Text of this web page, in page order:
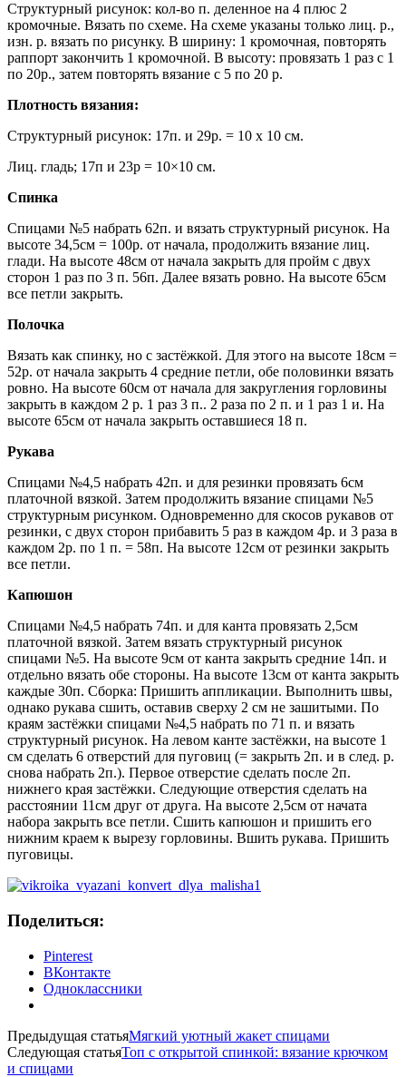
Структурный рисунок: кол-во п. деленное на 4 плюс 2
кромочные. Вязать по схеме. На схеме указаны только лиц. р.,
изн. р. вязать по рисунку. В ширину: 1 кромочная, повторять
раппорт закончить 1 кромочной. В высоту: провязать 1 раз с 1
по 20р., затем повторять вязание с 5 по 20 р.
Плотность вязания:
Структурный рисунок: 17п. и 29р. = 10 x 10 см.
Лиц. гладь; 17п и 23р = 10×10 см.
Спинка
Спицами №5 набрать 62п. и вязать структурный рисунок. На
высоте 34,5см = 100р. от начала, продолжить вязание лиц.
глади. На высоте 48см от начала закрыть для пройм с двух
сторон 1 раз по 3 п. 56п. Далее вязать ровно. На высоте 65см
все петли закрыть.
Полочка
Вязать как спинку, но с застёжкой. Для этого на высоте 18см =
52р. от начала закрыть 4 средние петли, обе половинки вязать
ровно. На высоте 60см от начала для закругления горловины
закрыть в каждом 2 р. 1 раз 3 п.. 2 раза по 2 п. и 1 раз 1 и. На
высоте 65см от начала закрыть оставшиеся 18 п.
Рукава
Спицами №4,5 набрать 42п. и для резинки провязать 6см
платочной вязкой. Затем продолжить вязание спицами №5
структурным рисунком. Одновременно для скосов рукавов от
резинки, с двух сторон прибавить 5 раз в каждом 4р. и 3 раза в
каждом 2р. по 1 п. = 58п. На высоте 12см от резинки закрыть
все петли.
Капюшон
Спицами №4,5 набрать 74п. и для канта провязать 2,5см
платочной вязкой. Затем вязать структурный рисунок
спицами №5. На высоте 9см от канта закрыть средние 14п. и
отдельно вязать обе стороны. На высоте 13см от канта закрыть
каждые 30п. Сборка: Пришить аппликации. Выполнить швы,
однако рукава сшить, оставив сверху 2 см не зашитыми. По
краям застёжки спицами №4,5 набрать по 71 п. и вязать
структурный рисунок. На левом канте застёжки, на высоте 1
см сделать 6 отверстий для пуговиц (= закрыть 2п. и в след. р.
снова набрать 2п.). Первое отверстие сделать после 2п.
нижнего края застёжки. Следующие отверстия сделать на
расстоянии 11см друг от друга. На высоте 2,5см от начата
набора закрыть все петли. Сшить капюшон и пришить его
нижним краем к вырезу горловины. Вшить рукава. Пришить
пуговицы.
Поделиться:
Pinterest
ВКонтакте
Одноклассники
Предыдущая статьяМягкий уютный жакет спицами
Следующая статьяТоп с открытой спинкой: вязание крючком
и спицами